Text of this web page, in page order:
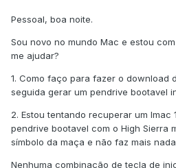
Pessoal, boa noite.
Sou novo no mundo Mac e estou
me ajudar?
1. Como faço para fazer o download
seguida gerar um pendrive bootavel
2. Estou tentando recuperar um Imac
pendrive bootavel com o High Sierra
símbolo da maça e não faz mais
Nenhuma combinação de tecla de